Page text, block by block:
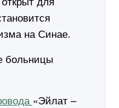
на Синае.
больницы
«Эйлат –